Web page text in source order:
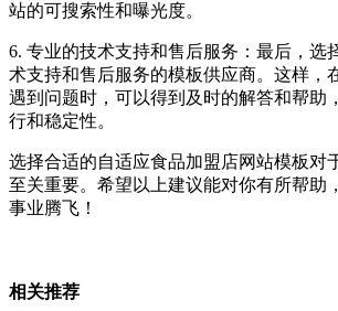
站的可搜索性和曝光度。
6. 专业的技术支持和售后服务：最后，选
术支持和售后服务的模板供应商。这样，
遇到问题时，可以得到及时的解答和帮助
行和稳定性。
选择合适的自适应食品加盟店网站模板对
至关重要。希望以上建议能对你有所帮助
事业腾飞！
相关推荐